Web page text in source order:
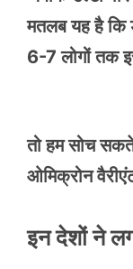
मतलब यह है कि
6-7 लोगों तक
तो हम सोच
ओमिक्रोन
इन देशों ने